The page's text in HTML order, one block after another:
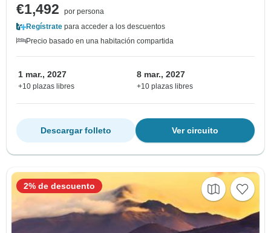
€1,492
por persona
Regístrate para acceder a los descuentos
Precio basado en una habitación compartida
1 mar., 2027
+10 plazas libres
8 mar., 2027
+10 plazas libres
Ver circuito
Descargar folleto
2% de descuento